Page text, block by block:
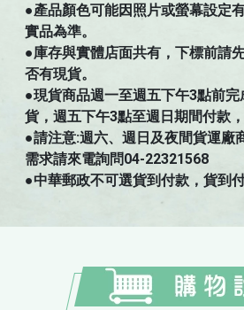
●產品顏色可能因照片或螢幕設定
實品為準。
●庫存與實體店面共有，下標前請
否有現貨。
●現貨商品週一至週五下午3點前
貨，週五下午3點至週日期間付款
●請注意:週六、週日及夜間貨運廠
需求請來電詢問04-22321568
●中華郵政不可選貨到付款，貨到